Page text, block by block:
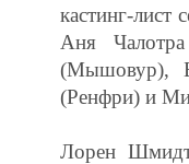
кастинг-
Аня
(Мышовур),
(Ренфри) и
Лорен Шмидт